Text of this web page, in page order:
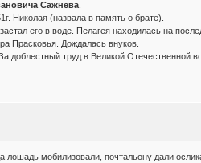
Сажнева.
Николая (назвала в память о брате).
его в воде. Пелагея находилась на
Прасковья. Дождалась внуков.
труд в Великой Отечественной
лошадь мобилизовали, почтальону дали